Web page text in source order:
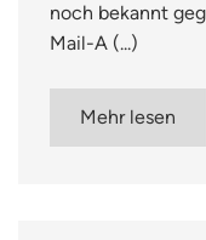
noch bekannt
Mail-A (...)
Mehr lesen